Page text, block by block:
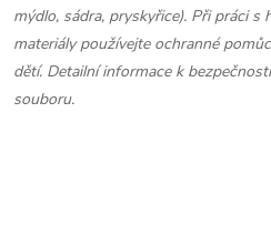
mýdlo, sádra, pryskyřice). Při práci s
materiály používejte ochranné
dětí. Detailní informace k
souboru.